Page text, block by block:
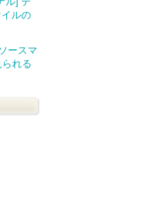
ルの
ースマ
れる